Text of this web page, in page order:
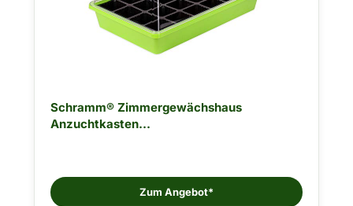
Schramm® Zimmergewächshaus
Anzuchtkasten...
Zum Angebot*